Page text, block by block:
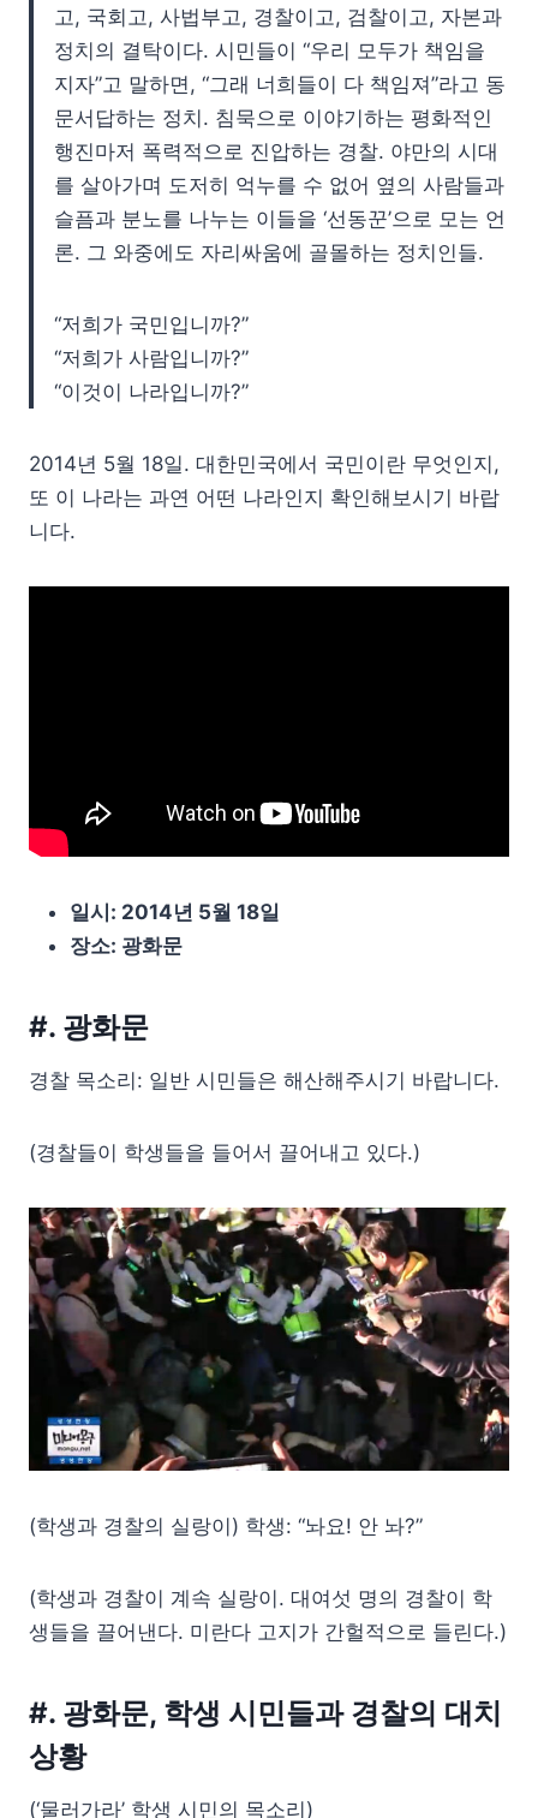
고, 국회고, 사법부고, 경찰이고, 검찰이고, 자본과
정치의 결탁이다. 시민들이 “우리 모두가 책임을
지자”고 말하면, “그래 너희들이 다 책임져”라고 동
문서답하는 정치. 침묵으로 이야기하는 평화적인
행진마저 폭력적으로 진압하는 경찰. 야만의 시대
를 살아가며 도저히 억누를 수 없어 옆의 사람들과
슬픔과 분노를 나누는 이들을 ‘선동꾼’으로 모는 언
론. 그 와중에도 자리싸움에 골몰하는 정치인들.
“저희가 국민입니까?”
“저희가 사람입니까?”
“이것이 나라입니까?”
2014년 5월 18일. 대한민국에서 국민이란 무엇인지,
또 이 나라는 과연 어떤 나라인지 확인해보시기 바랍
니다.
일시: 2014년 5월 18일
장소: 광화문
#. 광화문
경찰 목소리: 일반 시민들은 해산해주시기 바랍니다.
(경찰들이 학생들을 들어서 끌어내고 있다.)
(학생과 경찰의 실랑이) 학생: “놔요! 안 놔?”
(학생과 경찰이 계속 실랑이. 대여섯 명의 경찰이 학
생들을 끌어낸다. 미란다 고지가 간헐적으로 들린다.)
#. 광화문, 학생 시민들과 경찰의 대치
상황
(‘물러가라’ 학생 시민의 목소리)